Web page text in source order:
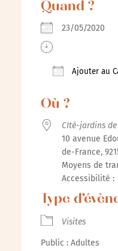
Quand ?
23/05/2020
Ajouter au
Où ?
CIté-jardins de
10 avenue
de-France,
Moyens de
Accessibilité :
Type
Visites
Public : Adultes